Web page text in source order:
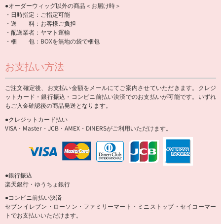
●オーダーウィッグ以外の商品＜お届け時＞
・日時指定：ご指定可能
・送 料：お客様ご負担
・配送業者：ヤマト運輸
・梱 包：BOXを無地の袋で梱包
お支払い方法
ご注文確定後、お支払い金額をメールにてご案内させていただきます。クレジ
ットカード・銀行振込・コンビニ前払い決済でのお支払いが可能です。いずれ
もご入金確認後の商品発送となります。
●クレジットカード払い
VISA・Master・JCB・AMEX・DINERSがご利用いただけます。
●銀行振込
楽天銀行・ゆうちょ銀行
●コンビニ前払い決済
セブンイレブン・ローソン・ファミリーマート・ミニストップ・セイコーマー
トでお支払いいただけます。